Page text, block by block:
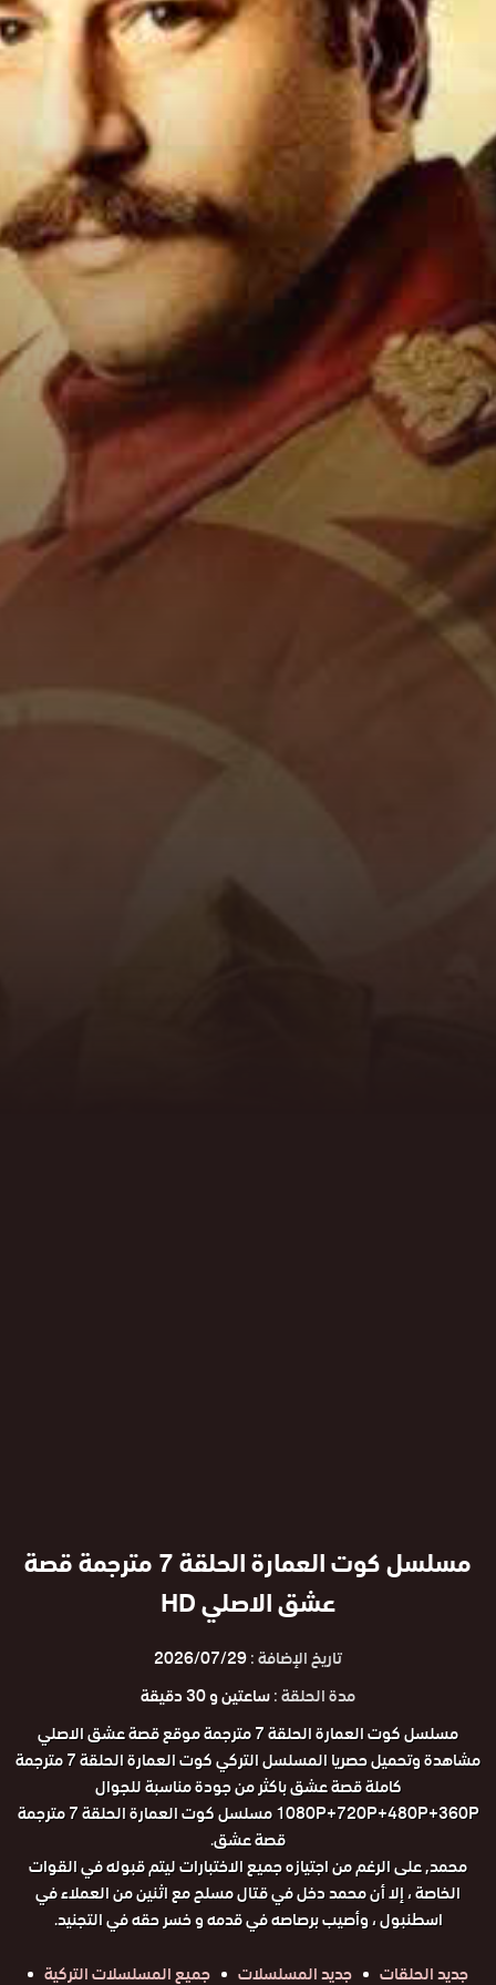
مسلسل كوت العمارة الحلقة 7 مترجمة قصة
عشق الاصلي HD
تاريخ الإضافة :2026/07/29
مدة الحلقة :ساعتين و 30 دقيقة
مسلسل كوت العمارة الحلقة 7 مترجمة موقع قصة عشق الاصلي
مشاهدة وتحميل حصريا المسلسل التركي كوت العمارة الحلقة 7 مترجمة
كاملة قصة عشق باكثر من جودة مناسبة للجوال
1080P+720P+480P+360P مسلسل كوت العمارة الحلقة 7 مترجمة
قصة عشق.
محمد, على الرغم من اجتيازه جميع الاختبارات ليتم قبوله في القوات
الخاصة ، إلا أن محمد دخل في قتال مسلح مع اثنين من العملاء في
اسطنبول ، وأصيب برصاصه في قدمه و خسر حقه في التجنيد.
جديد الحلقات
جديد المسلسلات جميع المسلسلات التركية